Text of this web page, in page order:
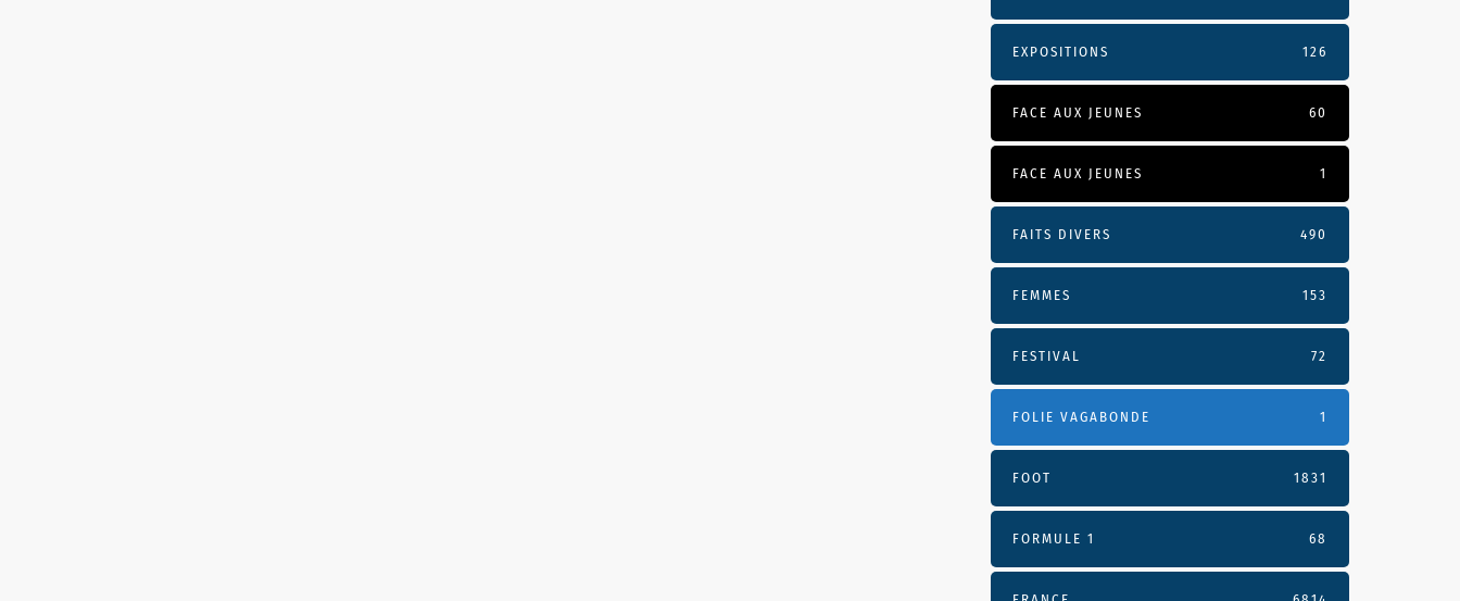
EXPOSITIONS 126
FACE AUX JEUNES 60
FACE AUX JEUNES 1
FAITS DIVERS 490
FEMMES 153
FESTIVAL 72
FOLIE VAGABONDE 1
FOOT 1831
FORMULE 1 68